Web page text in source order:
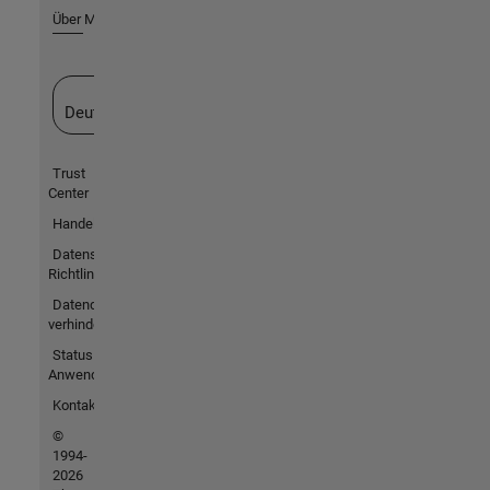
Über MathWorks
Deutschland
Trust
Center
Handelsmarken
Datenschutz-
Richtlinien
Datendiebstahl
verhindern
Status von
Anwendungen
Kontakt
©
1994-
2026